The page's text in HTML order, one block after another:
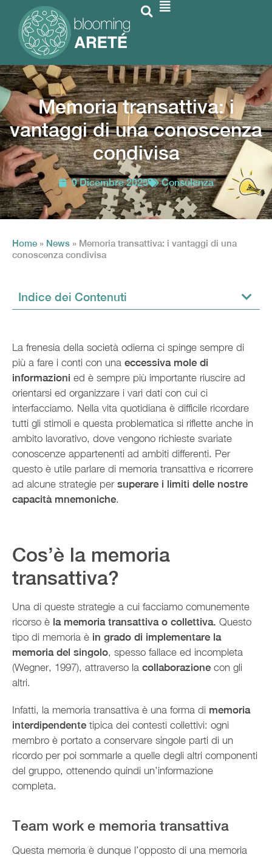
Memoria transattiva: i
vantaggi di una conoscenza
condivisa
9 Dicembre 2025 Consulenza
Home » News » Memoria transattiva: i vantaggi di una
conoscenza condivisa
Indice dei Contenuti
La frenesia della società odierna ci spinge sempre di
più a fare i conti con una eccessiva mole di
informazioni ed è sempre più importante riuscire ad
orientarsi ed organizzare i vari dati con cui ci
interfacciamo. Nella vita quotidiana è difficile ricordare
tutti gli stimoli e questa problematica si riflette anche in
ambito lavorativo, dove vengono richieste svariate
conoscenze appartenenti ad ambiti differenti. Per
questo è utile parlare di memoria transattiva e ricorrere
ad alcune strategie per superare i limiti delle nostre
capacità mnemoniche.
Cos’è la memoria
transattiva?
Una di queste strategie a cui facciamo comunemente
ricorso è la memoria transattiva o collettiva. Questo
tipo di memoria è in grado di implementare la
memoria del singolo, spesso fallace ed incompleta
(Wegner, 1997), attraverso la collaborazione con gli
altri.
Infatti, la memoria transattiva è una forma di memoria
interdipendente tipica dei contesti collettivi: ogni
membro è portato a conservare singole parti di un
ricordo per poi sommarle a quelle degli altri componenti
del gruppo, ottenendo quindi un’informazione
completa.
Team work e memoria transattiva
Questa memoria è dunque l’opposto di una memoria